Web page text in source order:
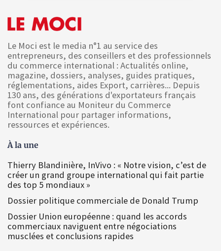
Le Moci est le media n°1 au service des
entrepreneurs, des conseillers et des professionnels
du commerce international : Actualités online,
magazine, dossiers, analyses, guides pratiques,
réglementations, aides Export, carrières... Depuis
130 ans, des générations d'exportateurs français
font confiance au Moniteur du Commerce
International pour partager informations,
ressources et expériences.
À la une
Thierry Blandinière, InVivo : « Notre vision, c’est de
créer un grand groupe international qui fait partie
des top 5 mondiaux »
Dossier politique commerciale de Donald Trump
Dossier Union européenne : quand les accords
commerciaux naviguent entre négociations
musclées et conclusions rapides